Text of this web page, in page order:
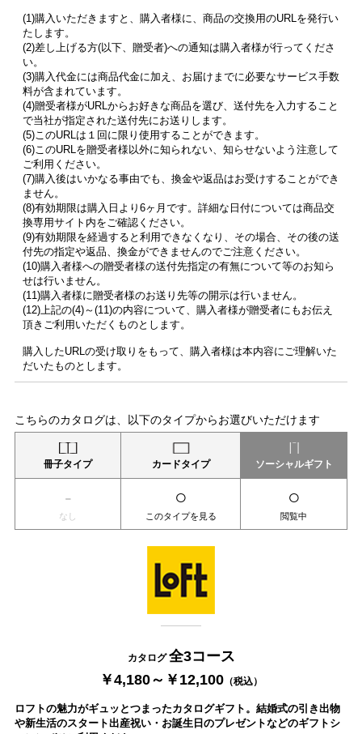
(1)購入いただきますと、購入者様に、商品の交換用のURLを発行い
たします。
(2)差し上げる方(以下、贈受者)への通知は購入者様が行ってくださ
い。
(3)購入代金には商品代金に加え、お届けまでに必要なサービス手数
料が含まれています。
(4)贈受者様がURLからお好きな商品を選び、送付先を入力すること
で当社が指定された送付先にお送りします。
(5)このURLは１回に限り使用することができます。
(6)このURLを贈受者様以外に知られない、知らせないよう注意して
ご利用ください。
(7)購入後はいかなる事由でも、換金や返品はお受けすることができ
ません。
(8)有効期限は購入日より6ヶ月です。詳細な日付については商品交
換専用サイト内をご確認ください。
(9)有効期限を経過すると利用できなくなり、その場合、その後の送
付先の指定や返品、換金ができませんのでご注意ください。
(10)購入者様への贈受者様の送付先指定の有無について等のお知ら
せは行いません。
(11)購入者様に贈受者様のお送り先等の開示は行いません。
(12)上記の(4)～(11)の内容について、購入者様が贈受者にもお伝え
頂きご利用いただくものとします。
購入したURLの受け取りをもって、購入者様は本内容にご理解いた
だいたものとします。
こちらのカタログは、以下のタイプからお選びいただけます
冊子タイプ カードタイプ ソーシャルギフト
-
なし
○
このタイプを見る
○
閲覧中
カタログ 全3コース
￥4,180～￥12,100 （税込）
ロフトの魅力がギュッとつまったカタログギフト。結婚式の引き出物
や新生活のスタート出産祝い・お誕生日のプレゼントなどのギフトシ